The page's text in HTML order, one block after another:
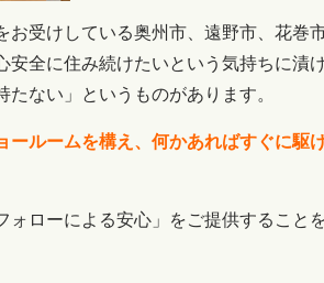
受けしている奥州市、遠野市、花巻
全に住み続けたいという気持ちに漬
ない」というものがあります。
ルームを構え、何かあればすぐに駆
ローによる安心」をご提供すること